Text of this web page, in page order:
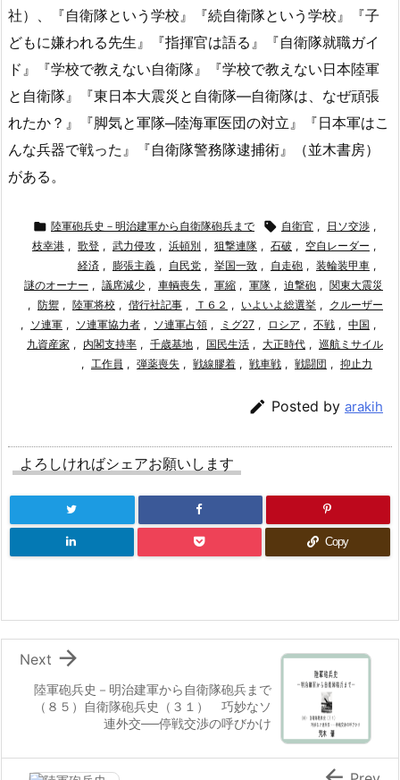
社）、『自衛隊という学校』『続自衛隊という学校』『子
どもに嫌われる先生』『指揮官は語る』『自衛隊就職ガイ
ド』『学校で教えない自衛隊』『学校で教えない日本陸軍
と自衛隊』『東日本大震災と自衛隊—自衛隊は、なぜ頑張
れたか？』『脚気と軍隊─陸海軍医団の対立』『日本軍はこ
んな兵器で戦った』『自衛隊警務隊逮捕術』（並木書房）
がある。
 陸軍砲兵史－明治建軍から自衛隊砲兵まで  自衛官 , 日ソ交渉 ,
枝幸港 , 歌登 , 武力侵攻 , 浜頓別 , 狙撃連隊 , 石破 , 空自レーダー ,
経済 , 膨張主義 , 自民党 , 挙国一致 , 自走砲 , 装輪装甲車 ,
謎のオーナー , 議席減少 , 車輌喪失 , 軍縮 , 軍隊 , 迫撃砲 , 関東大震災
, 防禦 , 陸軍将校 , 偕行社記事 , Ｔ６２ , いよいよ総選挙 , クルーザー
, ソ連軍 , ソ連軍協力者 , ソ連軍占領 , ミグ27 , ロシア , 不戦 , 中国 ,
九資産家 , 内閣支持率 , 千歳基地 , 国民生活 , 大正時代 , 巡航ミサイル
, 工作員 , 弾薬喪失 , 戦線膠着 , 戦車戦 , 戦闘団 , 抑止力
 Posted by arakih
よろしければシェアお願いします
Copy
陸軍砲兵史－明治建軍から自衛隊砲兵まで
（８５）自衛隊砲兵史（３１） 巧妙なソ
連外交──停戦交渉の呼びかけ

Next